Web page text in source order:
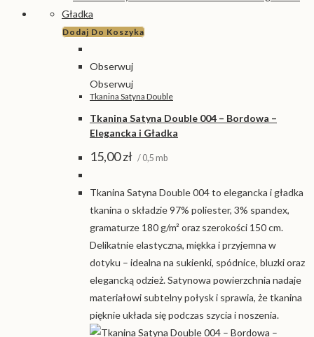
Dodaj Do Koszyka
Obserwuj
Obserwuj
Tkanina Satyna Double
Tkanina Satyna Double 004 – Bordowa –
Elegancka i Gładka
15,00zł / 0,5 mb
Tkanina Satyna Double 004 to elegancka i gładka
tkanina o składzie 97% poliester, 3% spandex,
gramaturze 180 g/m² oraz szerokości 150 cm.
Delikatnie elastyczna, miękka i przyjemna w
dotyku – idealna na sukienki, spódnice, bluzki oraz
elegancką odzież. Satynowa powierzchnia nadaje
materiałowi subtelny połysk i sprawia, że tkanina
pięknie układa się podczas szycia i noszenia.